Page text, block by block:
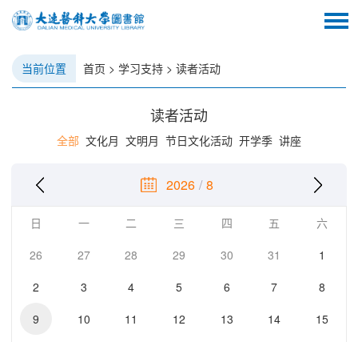
当前位置 首页 > 学习支持 > 读者活动
读者活动
全部 文化月 文明月 节日文化活动 开学季 讲座
2026 / 8
日 一 二 三 四 五
六
26
27 28 29 30 31
1
2
3 4 5 6 7
8
9
10 11 12 13 14
15